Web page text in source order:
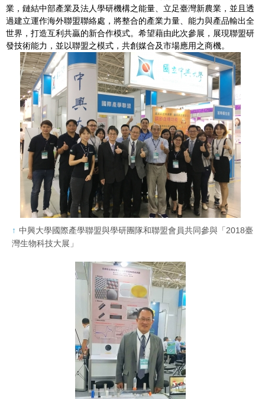
業，鏈結中部產業及法人學研機構之能量、立足臺灣新農業，並且透
過建立運作海外聯盟聯絡處，將整合的產業力量、能力與產品輸出全
世界，打造互利共贏的新合作模式。希望藉由此次參展，展現聯盟研
發技術能力，並以聯盟之模式，共創媒合及市場應用之商機。
中興大學國際產學聯盟與學研團隊和聯盟會員共同參與「2018臺
灣生物科技大展」